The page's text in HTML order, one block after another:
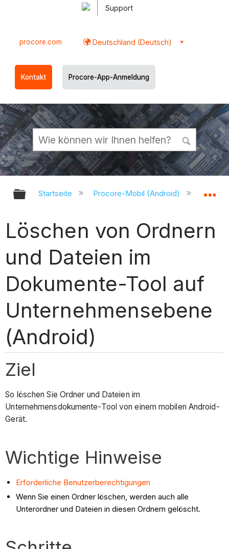
Support
procore.com Deutschland (Deutsch)
Kontakt Procore-App-Anmeldung
Globale Hierarchie auf- und
Startseite Procore-Mobil (Android)
Löschen von Ordnern
und Dateien im
Dokumente-Tool auf
Unternehmensebene
(Android)
Ziel
So löschen Sie Ordner und Dateien im
Unternehmensdokumente-Tool von einem mobilen Android-
Gerät.
Wichtige Hinweise
Erforderliche Benutzerberechtigungen
Wenn Sie einen Ordner löschen, werden auch alle
Unterordner und Dateien in diesen Ordnern gelöscht.